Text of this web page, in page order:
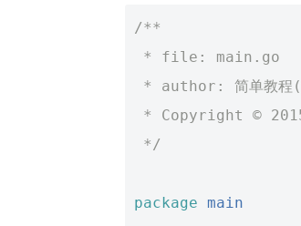
/**
* file: main.go
* author: 简单教程
* Copyright ©
*/
package main